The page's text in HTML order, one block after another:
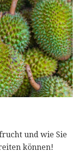
und wie Sie
können!